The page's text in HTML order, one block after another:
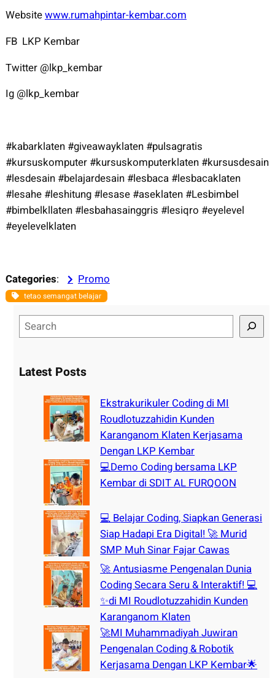
Websitewww.rumahpintar-kembar.com
FB LKP Kembar
Twitter @lkp_kembar
Ig @lkp_kembar
#kabarklaten #giveawayklaten #pulsagratis
#kursuskomputer #kursuskomputerklaten #kursusdesain
#lesdesain #belajardesain #lesbaca #lesbacaklaten
#lesahe #leshitung #lesase #aseklaten #Lesbimbel
#bimbelkllaten #lesbahasainggris #lesiqro #eyelevel
#eyelevelklaten
Categories: Promo
tetao semangat belajar
e
rLatest Posts
Ekstrakurikuler Coding di MI
Roudlotuzzahidin Kunden
Karanganom Klaten Kerjasama
Dengan LKP Kembar
💻Demo Coding bersama LKP
Kembar di SDIT AL FURQOON
💻 Belajar Coding, Siapkan Generasi
Siap Hadapi Era Digital! 🚀 Murid
SMP Muh Sinar Fajar Cawas
🚀 Antusiasme Pengenalan Dunia
Coding Secara Seru & Interaktif! 💻
✨di MI Roudlotuzzahidin Kunden
Karanganom Klaten
🚀MI Muhammadiyah Juwiran
Pengenalan Coding & Robotik
Kerjasama Dengan LKP Kembar🌟